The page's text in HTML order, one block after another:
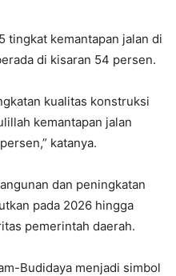
tingkat kemantapan jalan di
di kisaran 54 persen.
kualitas konstruksi
kemantapan jalan
katanya.
dan peningkatan
pada 2026 hingga
pemerintah daerah.
Budidaya menjadi simbol